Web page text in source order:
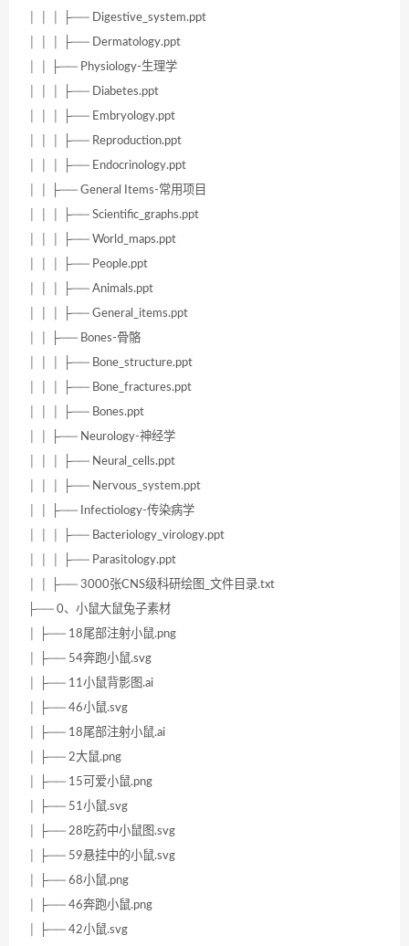
│ │ │ ├── Digestive_system.ppt
│ │ │ ├── Dermatology.ppt
│ │ ├── Physiology-生理学
│ │ │ ├── Diabetes.ppt
│ │ │ ├── Embryology.ppt
│ │ │ ├── Reproduction.ppt
│ │ │ ├── Endocrinology.ppt
│ │ ├── General Items-常用项目
│ │ │ ├── Scientific_graphs.ppt
│ │ │ ├── World_maps.ppt
│ │ │ ├── People.ppt
│ │ │ ├── Animals.ppt
│ │ │ ├── General_items.ppt
│ │ ├── Bones-骨骼
│ │ │ ├── Bone_structure.ppt
│ │ │ ├── Bone_fractures.ppt
│ │ │ ├── Bones.ppt
│ │ ├── Neurology-神经学
│ │ │ ├── Neural_cells.ppt
│ │ │ ├── Nervous_system.ppt
│ │ ├── Infectiology-传染病学
│ │ │ ├── Bacteriology_virology.ppt
│ │ │ ├── Parasitology.ppt
│ │ ├── 3000张CNS级科研绘图_文件目录.txt
├── 0、小鼠大鼠兔子素材
│ ├── 18尾部注射小鼠.png
│ ├── 54奔跑小鼠.svg
│ ├── 11小鼠背影图.ai
│ ├── 46小鼠.svg
│ ├── 18尾部注射小鼠.ai
│ ├── 2大鼠.png
│ ├── 15可爱小鼠.png
│ ├── 51小鼠.svg
│ ├── 28吃药中小鼠图.svg
│ ├── 59悬挂中的小鼠.svg
│ ├── 68小鼠.png
│ ├── 46奔跑小鼠.png
│ ├── 42小鼠.svg